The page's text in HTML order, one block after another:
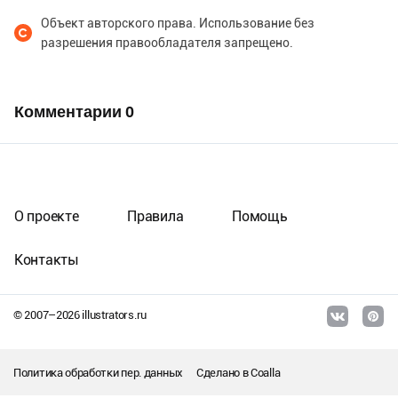
Объект авторского права. Использование без
разрешения правообладателя запрещено.
Комментарии 0
© 2007–2026illustrators.ru
О проекте Правила Помощь
Контакты
Политика обработки пер. данных Сделано вCoalla